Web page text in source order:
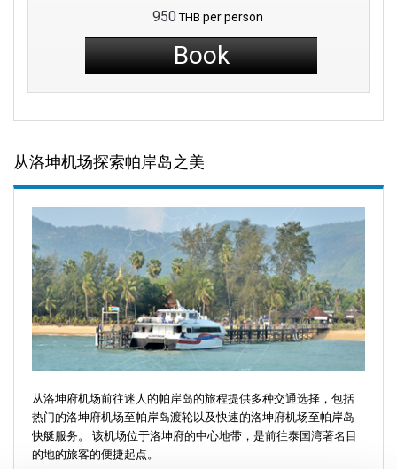
950 THB per person
Book
从洛坤机场探索帕岸岛之美
从洛坤府机场前往迷人的帕岸岛的旅程提供多种交通选择，包括
热门的洛坤府机场至帕岸岛渡轮以及快速的洛坤府机场至帕岸岛
快艇服务。 该机场位于洛坤府的中心地带，是前往泰国湾著名目
的地的旅客的便捷起点。